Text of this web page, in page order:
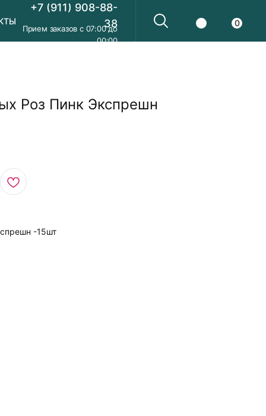
+7 (911) 908-88-
38
0
Прием заказов с 07:00 до
00:00
Роз Пинк Экспрешн
-15шт